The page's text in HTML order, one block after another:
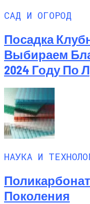
САД И ОГОРОД
Посадка
Выбираем
2024 Году По
НАУКА И
Поколения